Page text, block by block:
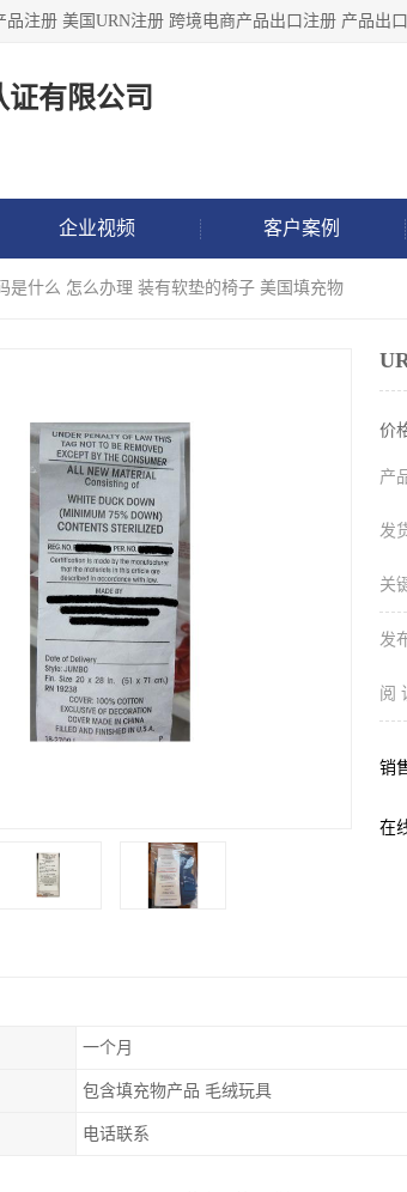
有限公司
企业视频 客户案例
是什么 怎么办理 装有软垫的椅子 美国填充物
价
产
发
关
发
阅
销
在
一个月
包含填充物产品 毛绒玩具
电话联系